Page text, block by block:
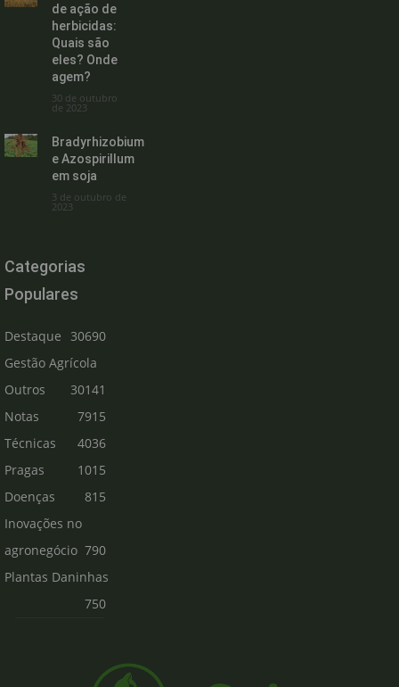
de ação de
herbicidas:
Quais são
eles? Onde
agem?
30 de outubro
de 2023
Bradyrhizobium
e Azospirillum
em soja
3 de outubro de
2023
Categorias
Populares
Destaque
30690
Gestão Agrícola
30141
Outros
7915
Notas
Técnicas
4036
Pragas
1015
Doenças
815
Inovações no
agronegócio 790
Plantas Daninhas
750